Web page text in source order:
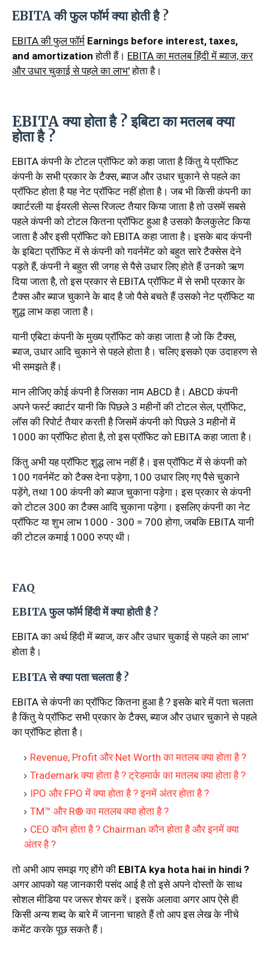
EBITA की फुल फॉर्म क्या होती है ?
EBITA की फुल फॉर्म Earnings before interest, taxes,
and amortization होती हैं। EBITA का मतलब हिंदी में ब्याज, कर
और उधार चुकाई से पहले का लाभ'होता है।
EBITA क्या होता है ? इबिटा का मतलब क्या
होता है ?
EBITA कंपनी के टोटल प्रॉफिट को कहा जाता है किंतु ये प्रॉफिट
कंपनी के सभी प्रकार के टैक्स, ब्याज और उधार चुकाने से पहले का
प्रॉफिट होता है यह नेट प्रॉफिट नहीं होता है। जब भी किसी कंपनी का
क्वार्टरली या ईयरली सेल्स रिजल्ट तैयार किया जाता है तो उसमें सबसे
पहले कंपनी को टोटल कितना प्रॉफिट हुआ है उसको कैलकुलेट किया
जाता है और इसी प्रॉफिट को EBITA कहा जाता है। इसके बाद कंपनी
के इबिटा प्रॉफिट में से कंपनी को गवर्नमेंट को बहुत सारे टैक्सेस देने
पड़ते हैं, कंपनी ने बहुत सी जगह से पैसे उधार लिए होते हैं उनको ऋण
दिया जाता है, तो इस प्रकार से EBITA प्रॉफिट में से सभी प्रकार के
टैक्स और ब्याज चुकाने के बाद है जो पैसे बचते हैं उसको नेट प्रॉफिट या
शुद्ध लाभ कहा जाता है।
यानी एबिटा कंपनी के मुख्य प्रॉफिट को कहा जाता है जो कि टैक्स,
ब्याज, उधार आदि चुकाने से पहले होता है। चलिए इसको एक उदाहरण से
भी समझते हैं।
मान लीजिए कोई कंपनी है जिसका नाम ABCD है। ABCD कंपनी
अपने फर्स्ट क्वार्टर यानी कि पिछले 3 महीनों की टोटल सेल, प्रॉफिट,
लॉस की रिपोर्ट तैयार करती है जिसमें कंपनी को पिछले 3 महीनों में
₹1000 का प्रॉफिट होता है, तो इस प्रॉफिट को EBITA कहा जाता है।
किंतु अभी यह प्रॉफिट शुद्ध लाभ नहीं है। इस प्रॉफिट में से कंपनी को
₹100 गवर्नमेंट को टैक्स देना पड़ेगा, ₹100 उधार लिए गए पैसे चुकाने
पड़ेंगे, तथा ₹100 कंपनी को ब्याज चुकाना पड़ेगा। इस प्रकार से कंपनी
को टोटल ₹300 का टैक्स आदि चुकाना पड़ेगा। इसलिए कंपनी का नेट
प्रॉफिट या शुभ लाभ 1000 - 300 = ₹700 होगा, जबकि EBITA यानी
की टोटल कमाई 1000 रुपए थी।
FAQ
EBITA फुल फॉर्म हिंदी में क्या होती है ?
EBITA का अर्थ हिंदी में ब्याज, कर और उधार चुकाई से पहले का लाभ'
होता है।
EBITA से क्या पता चलता है ?
EBITA से कंपनी का प्रॉफिट कितना हुआ है ? इसके बारे में पता चलता
है किंतु ये प्रॉफिट सभी प्रकार के टैक्स, ब्याज और उधार चुकाने से पहले
का प्रॉफिट होता है।
Revenue, Profit और Net Worth का मतलब क्या होता है ?
Trademark क्या होता है ? ट्रेडमार्क का मतलब क्या होता है ?
IPO और FPO में क्या होता है ? इनमें अंतर होता है ?
TM™ और R® का मतलब क्या होता है ?
CEO कौन होता है ? Chairman कौन होता है और इनमें क्या
अंतर है ?
तो अभी आप समझ गए होंगे की EBITA kya hota hai in hindi ?
अगर आपको यह जानकारी पसंद आई है तो इसे अपने दोस्तों के साथ
सोशल मीडिया पर जरूर शेयर करें। इसके अलावा अगर आप ऐसे ही
किसी अन्य शब्द के बारे में जानना चाहते हैं तो आप इस लेख के नीचे
कमेंट करके पूछ सकते हैं।